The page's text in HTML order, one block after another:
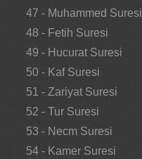
47 - Muhammed Suresi
48 - Fetih Suresi
49 - Hucurat Suresi
50 - Kaf Suresi
51 - Zariyat Suresi
52 - Tur Suresi
53 - Necm Suresi
54 - Kamer Suresi